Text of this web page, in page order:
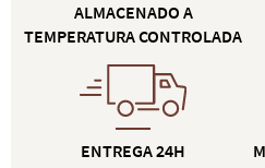
ALMACENADO A
TEMPERATURA CONTROLADA
ENTREGA 24H